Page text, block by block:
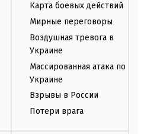
Карта боевых действий
Мирные переговоры
Воздушная тревога в
Украине
Массированная атака по
Украине
Взрывы в России
Потери врага